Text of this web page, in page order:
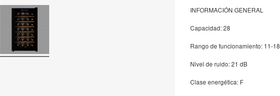
INFORMACIÓN GENERAL
Capacidad: 28
Rango de funcionamiento: 11-
Nivel de ruido: 21 dB
Clase energética: F